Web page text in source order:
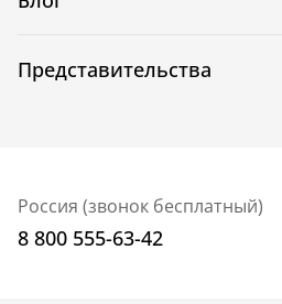
Представительства
Россия (звонок бесплатный)
8 800 555-63-42